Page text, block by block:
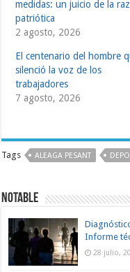
medidas: un juicio de la
patriótica
2 agosto, 2026
El centenario del hombre
silenció la voz de los
trabajadores
7 agosto, 2026
Tags ALEAGA PESANT
Notable
Informe
28 julio,